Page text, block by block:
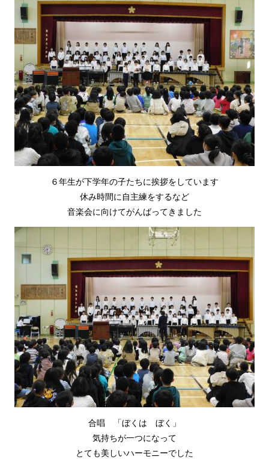
６年生が下学年の子たちに挨拶をしています
休み時間に自主練をするなど
音楽会に向けてがんばってきました
合唱 「ぼくは ぼく」
気持ちが一つになって
とても美しいハーモニーでした